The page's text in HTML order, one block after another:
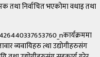
तथा निर्वाचित भएकोमा वधाइ तथा
कार्यक्रममा
व्यवायिहरु त्था उद्योगीहरुसंग